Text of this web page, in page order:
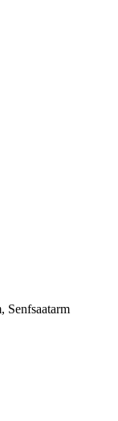
, Senfsaatarm